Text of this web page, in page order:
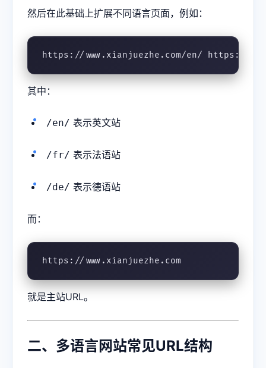
然后在此基础上扩展不同语言页面，例如：
https://www.xianjuezhe.com/en/ https://
其中：
/en/ 表示英文站
/fr/ 表示法语站
/de/ 表示德语站
而：
https://www.xianjuezhe.com
就是主站URL。
二、多语言网站常见URL结构